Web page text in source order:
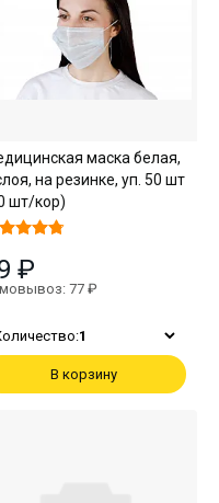
маска белая,
на резинке, уп. 50 шт
шт/кор)
₽
77 ₽
1
В корзину